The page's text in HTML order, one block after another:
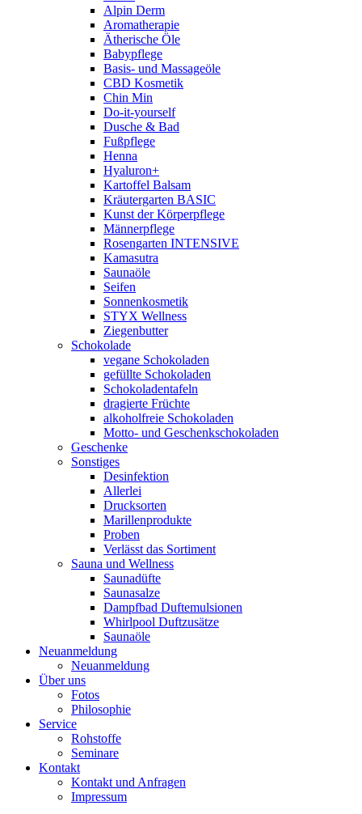
Alpin Derm
Aromatherapie
Ätherische Öle
Babypflege
Basis- und Massageöle
CBD Kosmetik
Chin Min
Do-it-yourself
Dusche & Bad
Fußpflege
Henna
Hyaluron+
Kartoffel Balsam
Kräutergarten BASIC
Kunst der Körperpflege
Männerpflege
Rosengarten INTENSIVE
Kamasutra
Saunaöle
Seifen
Sonnenkosmetik
STYX Wellness
Ziegenbutter
Schokolade
vegane Schokoladen
gefüllte Schokoladen
Schokoladentafeln
dragierte Früchte
alkoholfreie Schokoladen
Motto- und Geschenkschokoladen
Geschenke
Sonstiges
Desinfektion
Allerlei
Drucksorten
Marillenprodukte
Proben
Verlässt das Sortiment
Sauna und Wellness
Saunadüfte
Saunasalze
Dampfbad Duftemulsionen
Whirlpool Duftzusätze
Saunaöle
Neuanmeldung
Neuanmeldung
Über uns
Fotos
Philosophie
Service
Rohstoffe
Seminare
Kontakt
Kontakt und Anfragen
Impressum